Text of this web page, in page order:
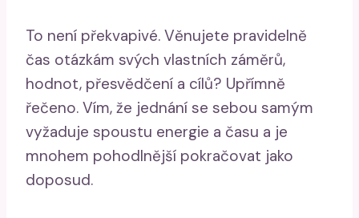
To není překvapivé. Věnujete pravidelně
čas otázkám svých vlastních záměrů,
hodnot, přesvědčení a cílů? Upřímně
řečeno. Vím, že jednání se sebou samým
vyžaduje spoustu energie a času a je
mnohem pohodlnější pokračovat jako
doposud.